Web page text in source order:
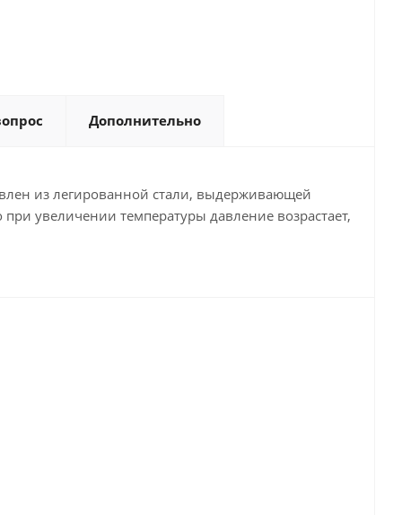
Дополнительно
из легированной стали, выдерживающей
увеличении температуры давление возрастает,